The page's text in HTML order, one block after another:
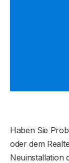
Haben Sie
oder dem
Neuinstallation